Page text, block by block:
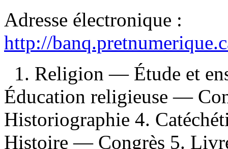
Adresse électronique :
http://
1. Religion — Étude et
Éducation religieuse —
Historiographie 4.
Histoire — Congrès 5.